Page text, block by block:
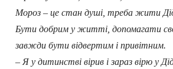
Мороз – це стан душі, треба жити
Бути добрим у житті, допомагати
завжди бути відвертим і привітним.
– Я у дитинстві вірив і зараз вірю у